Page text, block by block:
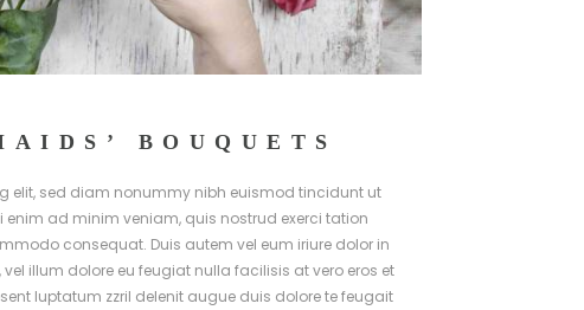
BOUQUETS
elit, sed diam nonummy nibh euismod tincidunt ut
ad minim veniam, quis nostrud exerci tation
consequat. Duis autem vel eum iriure dolor in
illum dolore eu feugiat nulla facilisis at vero eros et
luptatum zzril delenit augue duis dolore te feugait